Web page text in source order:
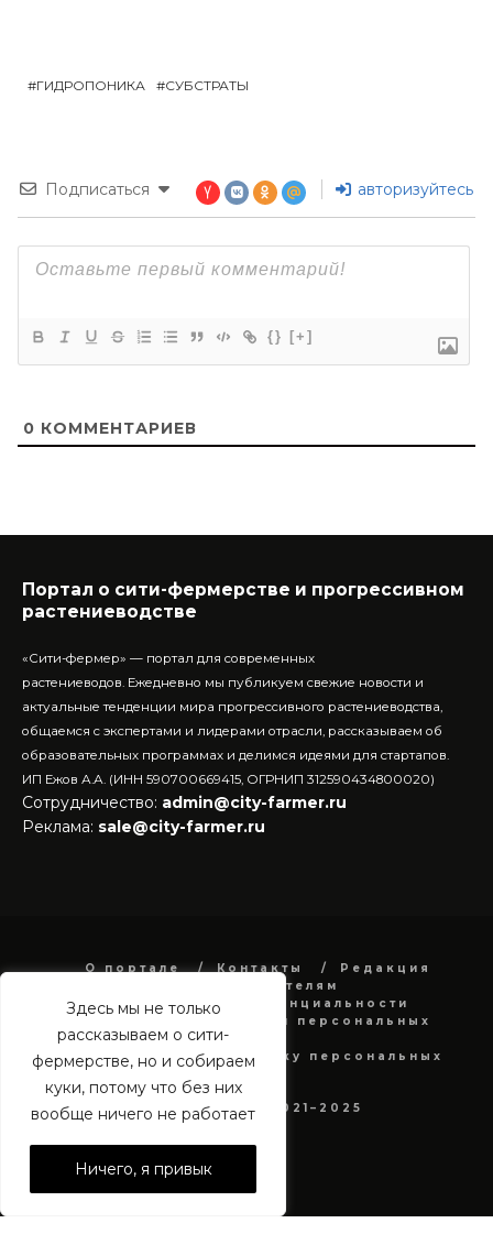
Здесь мы не только
рассказываем о сити-
фермерстве, но и собираем
куки, потому что без них
вообще ничего не работает
Ничего, я привык
ГИДРОПОНИКА СУБСТРАТЫ
Подписаться авторизуйтесь
{} [+]
0 КОММЕНТАРИЕВ
Портал о сити-фермерстве и прогрессивном
растениеводстве
«Сити-фермер» — портал для современных
растениеводов. Ежедневно мы публикуем свежие новости и
актуальные тенденции мира прогрессивного растениеводства,
общаемся с экспертами и лидерами отрасли, рассказываем об
образовательных программах и делимся идеями для стартапов.
ИП Ежов А.А. (ИНН 590700669415, ОГРНИП 312590434800020)
Сотрудничество: admin@city-farmer.ru
Реклама: sale@city-farmer.ru
О портале Контакты
Редакция
Рекламодателям
Политика конфиденциальности
в отношении обработки персональных
данных
Согласие на обработку персональных
данных
city-farmer.ru 2021–2025